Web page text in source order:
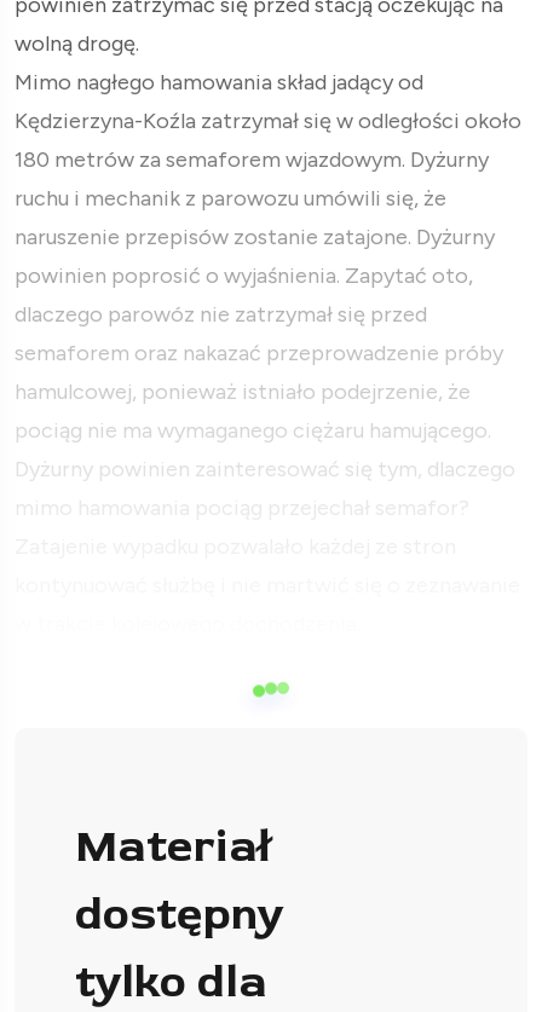
wolną drogę.
Mimo nagłego hamowania skład jadący od
Kędzierzyna-Koźla zatrzymał się w odległości około
180 metrów za semaforem wjazdowym. Dyżurny
ruchu i mechanik z parowozu umówili się, że
naruszenie przepisów zostanie zatajone. Dyżurny
powinien poprosić o wyjaśnienia. Zapytać oto,
dlaczego parowóz nie zatrzymał się przed
semaforem oraz nakazać przeprowadzenie próby
hamulcowej, ponieważ istniało podejrzenie, że
pociąg nie ma wymaganego ciężaru hamującego.
Dyżurny powinien zainteresować się tym, dlaczego
mimo hamowania pociąg przejechał semafor?
Materiał
dostępny
tylko dla